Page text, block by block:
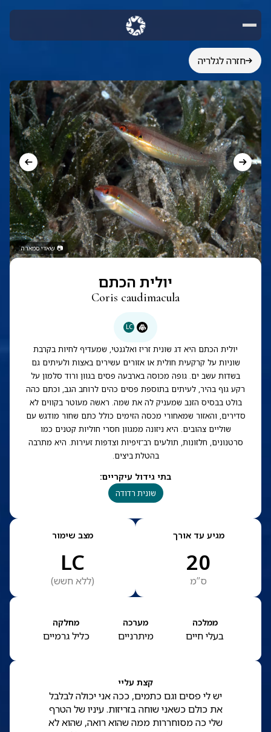
חזרה לגלריה
📷 שאדי סמארה
יולית הכתם
Coris caudimacula
LC
יולית הכתם היא דג שונית זריז ואלגנטי, שמעדיף לחיות בקרבת
שוניות על קרקעית חולית או אזורים עשירים באצות ולעיתים גם
בשדות עשב ים. גופה מכוסה בארבעה פסים בגוון ורוד סלמון על
רקע גוף בהיר, לעיתים בתוספת פסים כהים לרוחב הגב, וכתם כהה
בולט בבסיס הזנב שמעניק לה את שמה. ראשה מעוטר בקווים לא
סדירים, והאזור שמאחורי מכסה הזימים כולל כתם שחור מודגש עם
שוליים צהובים. היא ניזונה ממגוון חסרי חוליות קטנים כמו
סרטנונים, חלזונות, תולעים רב־זיפיות וצדפות זעירות. היא מתרבה
בהטלת ביצים.
בתי גידול עיקריים:
שונית רדודה
מגיע עד אורך
20
ס”מ
מצב שימור
LC
(ללא חשש)
ממלכה
בעלי חיים
מערכה
מיתרניים
מחלקה
כליל גרמיים
קצת עליי
יש לי פסים וגם כתמים, ככה אני יכולה לבלבל
את כולם כשאני שוחה בזריזות. עיניו של הטרף
שלי כה מסוחררות ממה שהוא רואה, שהוא לא